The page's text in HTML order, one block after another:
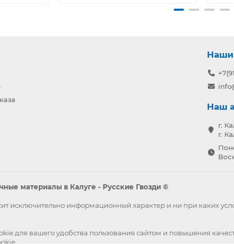
Наши
Наш
г.
г.
материалы в Калуге - Русские Гвозди ©
исключительно информационный характер и ни при каких
для вашего удобства пользования сайтом и повышения